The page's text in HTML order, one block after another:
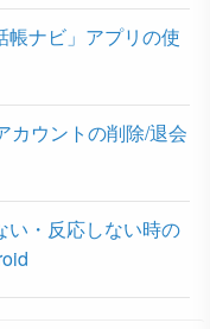
帳ナビ」アプリの使
カウントの削除/退会
い・反応しない時の